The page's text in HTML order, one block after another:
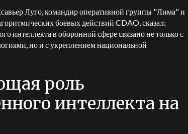
Луго, командир оперативной группы "Лима" и
боевых действий CDAO, сказал:
интеллекта в оборонной сфере связано не только с
но и с укреплением национальной
роль
интеллекта на